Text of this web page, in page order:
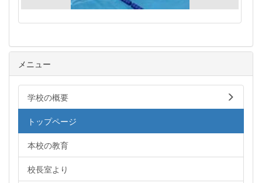
メニュー
学校の概要
トップページ
本校の教育
校長室より